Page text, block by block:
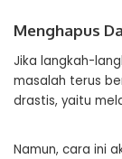
Menghapus
Jika langkah-
masalah terus
drastis, yaitu
Namun, cara ini